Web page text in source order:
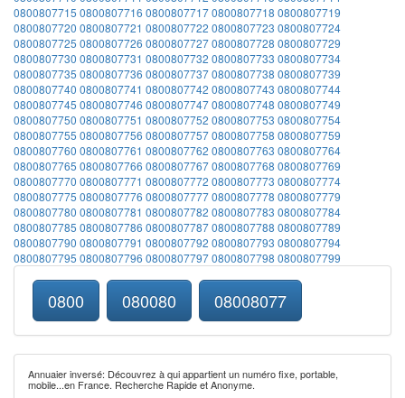
0800807715 0800807716 08008077170800807718 0800807719
0800807720 0800807721 0800807722 0800807723 0800807724
0800807725 0800807726 08008077270800807728 0800807729
0800807730 0800807731 0800807732 0800807733 0800807734
0800807735 0800807736 08008077370800807738 0800807739
0800807740 0800807741 0800807742 0800807743 0800807744
0800807745 0800807746 08008077470800807748 0800807749
0800807750 0800807751 0800807752 0800807753 0800807754
0800807755 0800807756 08008077570800807758 0800807759
0800807760 0800807761 0800807762 0800807763 0800807764
0800807765 0800807766 08008077670800807768 0800807769
0800807770 0800807771 0800807772 0800807773 0800807774
0800807775 0800807776 08008077770800807778 0800807779
0800807780 0800807781 0800807782 0800807783 0800807784
0800807785 0800807786 08008077870800807788 0800807789
0800807790 0800807791 0800807792 0800807793 0800807794
0800807795 0800807796 08008077970800807798 0800807799
0800 080080 08008077
Annuaier inversé: Découvrez à qui appartient un numéro fixe, portable,
mobile...en France. Recherche Rapide et Anonyme.